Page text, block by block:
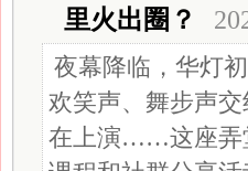
里火出圈？
夜幕降临，华灯
欢笑声、舞步声
在上演……这座弄